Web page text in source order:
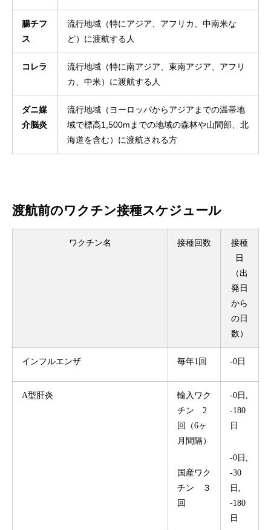
腸チフ
ス
流行地域（特にアジア、アフリカ、中南米な
ど）に渡航する人
コレラ
流行地域（特に南アジア、東南アジア、アフリ
カ、中米）に渡航する人
ダニ媒
介脳炎
流行地域（ヨーロッパからアジアまでの温帯地
域で標高1,500mまでの地域の森林や山間部、北
海道を含む）に渡航される方
渡航前のワクチン接種スケジュール
ワクチン名 接種回数
接種
日
（出
発日
から
の日
数）
インフルエンザ 毎年1回 -0日
A型肝炎
輸入ワク
チン 2
回（6ヶ
月間隔）
国産ワク
チン ３
回
-0日,
-180
日
-0日,
-30
日,
-180
日